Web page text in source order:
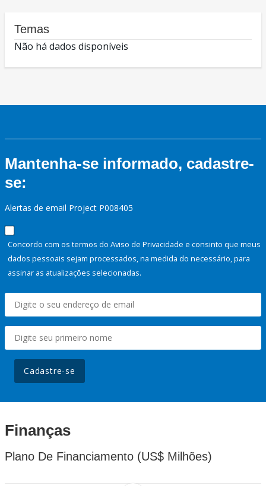
Temas
Não há dados disponíveis
Mantenha-se informado, cadastre-
se:
Alertas de email Project P008405
Concordo com os termos do Aviso de Privacidade e consinto que meus
dados pessoais sejam processados, na medida do necessário, para
assinar as atualizações selecionadas.
Cadastre-se
Finanças
Plano De Financiamento (US$ Milhões)